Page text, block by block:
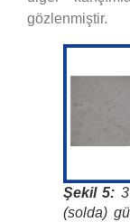
gözlenmiştir.
Şekil 5:
(solda)